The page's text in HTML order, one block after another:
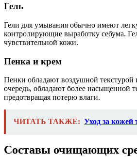
Гель
Гели для умывания обычно имеют
контролирующие выработку себума.
чувствительной кожи.
Пенка и крем
Пенки обладают воздушной текстурой
очередь, обладают более насыщенной
предотвращая потерю влаги.
ЧИТАТЬ ТАКЖЕ: Уход за кожей
Составы очищающих